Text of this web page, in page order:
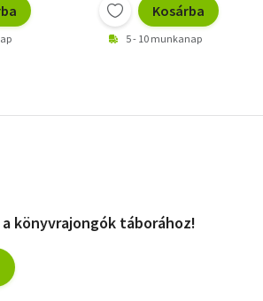
Kosárba
5 - 10 munkanap
könyvrajongók táborához!